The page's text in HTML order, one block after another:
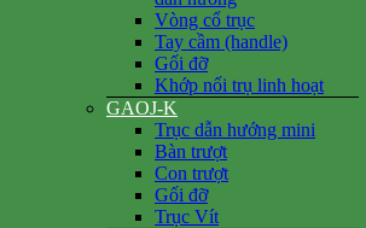
Vòng cổ trục
Tay cầm (handle)
Gối đỡ
Khớp nối trụ linh hoạt
GAOJ-K
Trục dẫn hướng mini
Bàn trượt
Con trượt
Gối đỡ
Trục Vít